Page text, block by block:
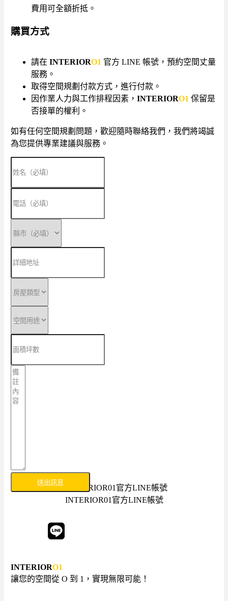
費用可全額折抵。
購買方式
請在 INTERIORO1 官方 LINE 帳號，預約空間丈量
服務。
取得空間規劃付款方式，進行付款。
因作業人力與工作排程因素， INTERIORO1 保留是
否接單的權利。
如有任何空間規劃問題，歡迎隨時聯絡我們，我們將竭誠
為您提供專業建議與服務。
送出訊息
INTERIOR01官方LINE帳號
INTERIORO1
讓您的空間從 O 到 1，實現無限可能！